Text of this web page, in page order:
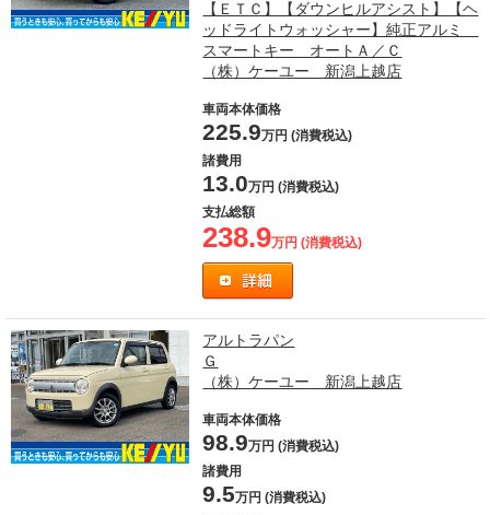
【ＥＴＣ】【ダウンヒルアシスト】【ヘ
ッドライトウォッシャー】純正アルミ
スマートキー オートＡ／Ｃ
（株）ケーユー 新潟上越店
車両本体価格
225.9万円 (消費税込)
諸費用
13.0万円 (消費税込)
支払総額
238.9万円 (消費税込)
アルトラパン
Ｇ
（株）ケーユー 新潟上越店
車両本体価格
98.9万円 (消費税込)
諸費用
9.5万円 (消費税込)